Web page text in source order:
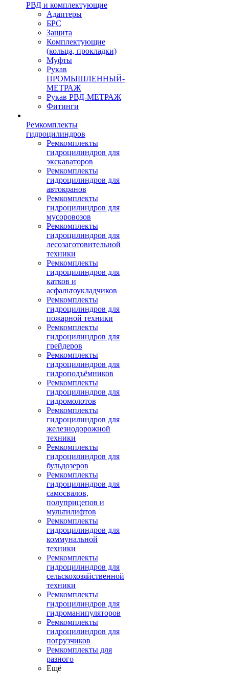
РВД и комплектующие
Адаптеры
БРС
Защита
Комплектующие
(кольца, прокладки)
Муфты
Рукав
ПРОМЫШЛЕННЫЙ-
МЕТРАЖ
Рукав РВД-МЕТРАЖ
Фитинги
Ремкомплекты
гидроцилиндров
Ремкомплекты
гидроцилиндров для
экскаваторов
Ремкомплекты
гидроцилиндров для
автокранов
Ремкомплекты
гидроцилиндров для
мусоровозов
Ремкомплекты
гидроцилиндров для
лесозаготовительной
техники
Ремкомплекты
гидроцилиндров для
катков и
асфальтоукладчиков
Ремкомплекты
гидроцилиндров для
пожарной техники
Ремкомплекты
гидроцилиндров для
грейдеров
Ремкомплекты
гидроцилиндров для
гидроподъёмников
Ремкомплекты
гидроцилиндров для
гидромолотов
Ремкомплекты
гидроцилиндров для
железнодорожной
техники
Ремкомплекты
гидроцилиндров для
бульдозеров
Ремкомплекты
гидроцилиндров для
самосвалов,
полуприцепов и
мультилифтов
Ремкомплекты
гидроцилиндров для
коммунальной
техники
Ремкомплекты
гидроцилиндров для
сельскохозяйственной
техники
Ремкомплекты
гидроцилиндров для
гидроманипуляторов
Ремкомплекты
гидроцилиндров для
погрузчиков
Ремкомплекты для
разного
Ещё